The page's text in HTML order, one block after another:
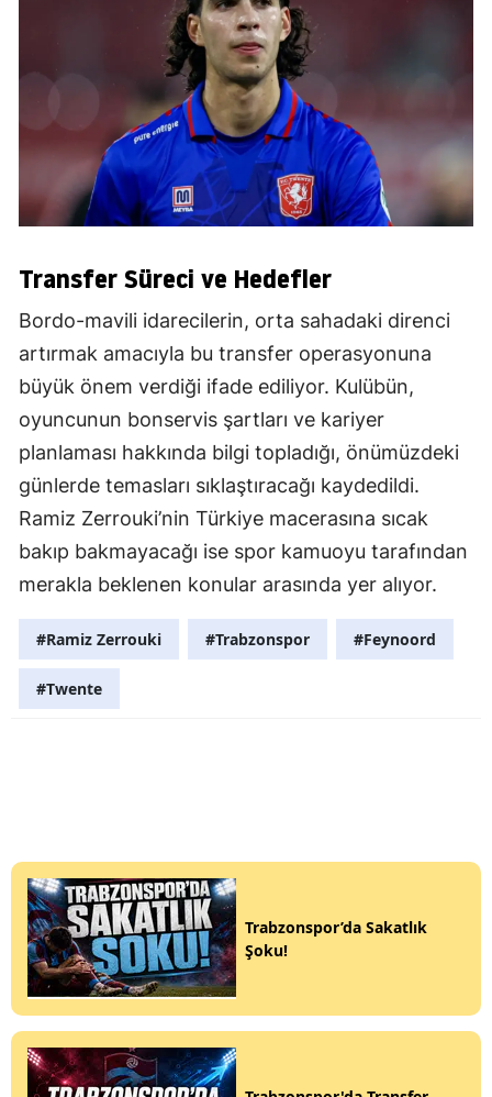
Transfer Süreci ve Hedefler
Bordo-mavili idarecilerin, orta sahadaki direnci
artırmak amacıyla bu transfer operasyonuna
büyük önem verdiği ifade ediliyor. Kulübün,
oyuncunun bonservis şartları ve kariyer
planlaması hakkında bilgi topladığı, önümüzdeki
günlerde temasları sıklaştıracağı kaydedildi.
Ramiz Zerrouki’nin Türkiye macerasına sıcak
bakıp bakmayacağı ise spor kamuoyu tarafından
merakla beklenen konular arasında yer alıyor.
#Ramiz Zerrouki #Trabzonspor #Feynoord
#Twente
Trabzonspor’da Sakatlık
Şoku!